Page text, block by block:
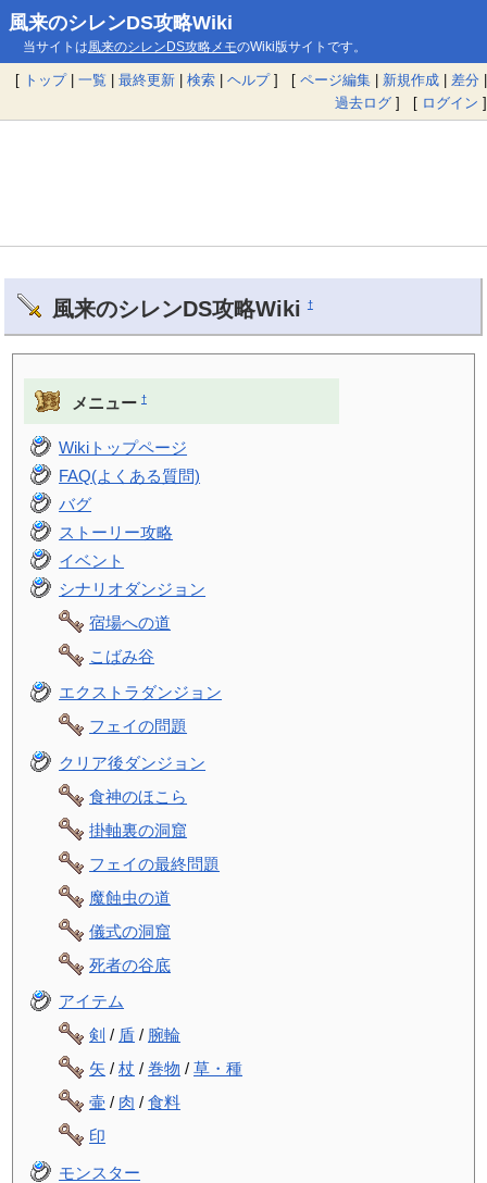
風来のシレンDS攻略Wiki
当サイトは風来のシレンDS攻略メモのWiki版サイトです。
[ トップ| 一覧 | 最終更新 | 検索 | ヘルプ] [ ページ編集 | 新規作成 | 差分 |
過去ログ ] [ ログイン ]
風来のシレンDS攻略Wiki †
メニュー †
Wikiトップページ
FAQ(よくある質問)
バグ
ストーリー攻略
イベント
シナリオダンジョン
宿場への道
こばみ谷
エクストラダンジョン
フェイの問題
クリア後ダンジョン
食神のほこら
掛軸裏の洞窟
フェイの最終問題
魔蝕虫の道
儀式の洞窟
死者の谷底
アイテム
剣 / 盾 / 腕輪
矢 /杖 /巻物 /草・種
壷 / 肉 /食料
印
モンスター